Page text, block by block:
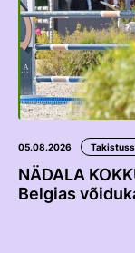
Koolitused
Välisvõistlustel
VOLTIŽEERIMINE
Välisvõistlustel
05.08.2026
NÄDALA
Belgias